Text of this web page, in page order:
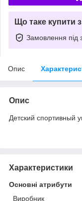
Що таке купити
Замовлення під
Опис
Опис
Детский спортивный
Характеристики
Основні атрибути
Виробник